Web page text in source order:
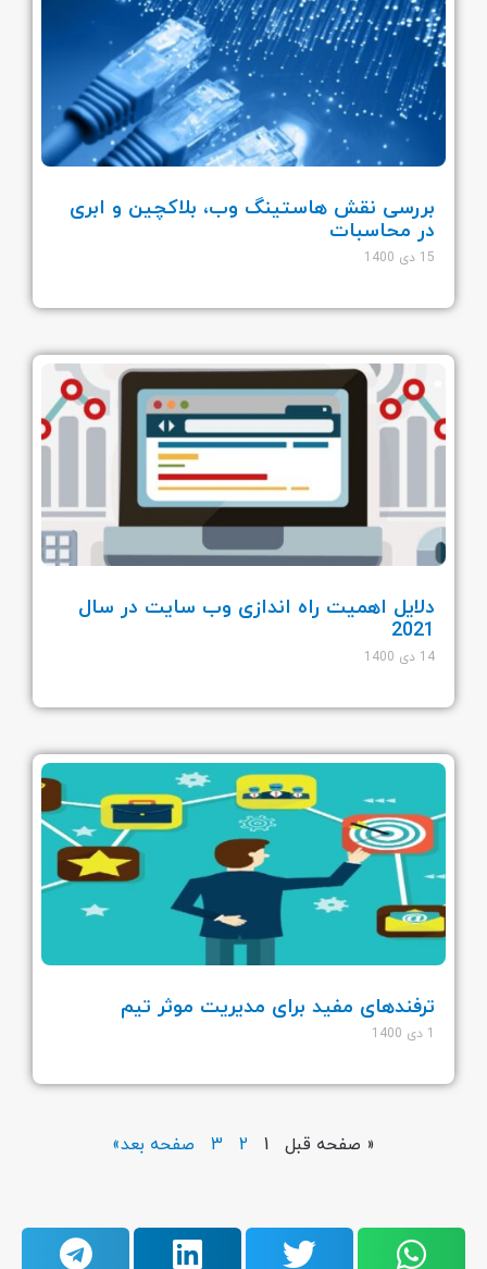
بررسی نقش هاستینگ وب، بلاکچین و ابری
در محاسبات
15 دی 1400
دلایل اهمیت راه اندازی وب سایت در سال
2021
14 دی 1400
ترفندهای مفید برای مدیریت موثر تیم
« صفحه قبل 2
3 صفحه بعد»